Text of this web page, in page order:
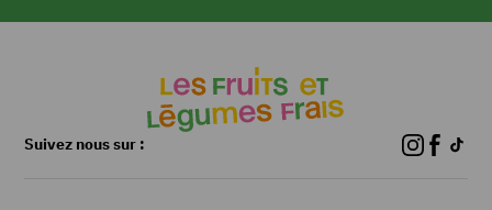
Suivez nous sur :